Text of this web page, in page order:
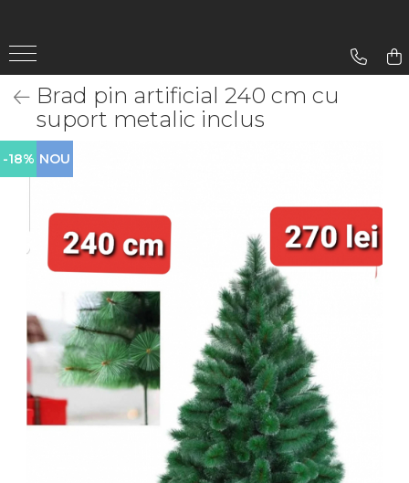
Aparate De Sudura
Lampi Solare
Brad pin artificial 240 cm cu
suport metalic inclus
-18% NOU